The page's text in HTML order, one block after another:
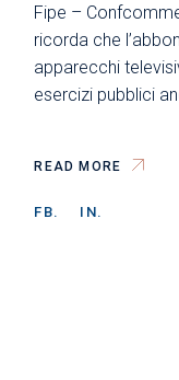
Fipe –
ricorda che
apparecchi
esercizi pubblici
READ MORE
FB. IN.